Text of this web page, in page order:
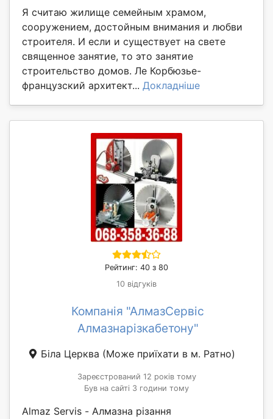
Я считаю жилище семейным храмом,
сооружением, достойным внимания и любви
строителя. И если и существует на свете
священное занятие, то это занятие
строительство домов. Ле Корбюзье-
французский архитект... Докладніше
Рейтинг: 40 з 80
10 відгуків
Компанія "АлмазСервіс
Алмазнарізкабетону"
Біла Церква (Може приїхати в м. Ратно)
Зареєстрований 12 років тому
Був на сайті 3 години тому
Almaz Servis - Алмазна різання